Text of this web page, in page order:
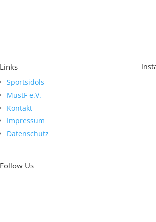
Links
Sportsidols
MustF e.V.
Kontakt
Impressum
Datenschutz
Follow Us